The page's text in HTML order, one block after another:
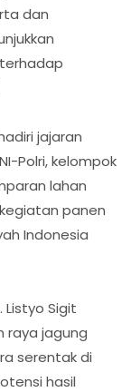
dan
jajaran
Polri, kelompok
lahan
panen
Indonesia
Listyo Sigit
raya jagung
serentak di
hasil